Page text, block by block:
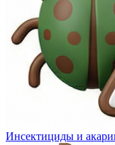
Инсектициды и